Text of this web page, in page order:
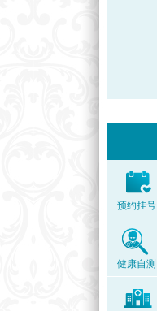
预约挂号
健康自测